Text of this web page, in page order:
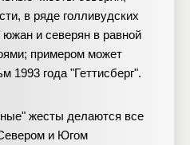
в ряде голливудских
и северян в равной
примером может
1993 года "Геттисберг".
жесты делаются все
и Югом